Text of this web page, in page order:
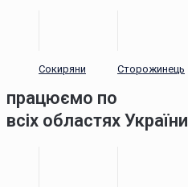
Сокиряни Сторожинець
працюємо по
всіх областях України